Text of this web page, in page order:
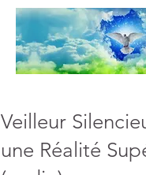
Bien-Aimés
COEURS DE
Veilleur
une Réalité